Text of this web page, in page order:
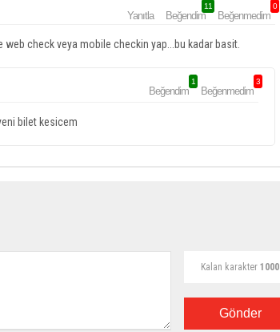
Yanıtla Beğendim
11
Beğenmedim
0
check veya mobile checkin yap...bu kadar basit.
Beğendim
1
Beğenmedim
3
bilet kesicem
Kalan karakter 1000
Gönder